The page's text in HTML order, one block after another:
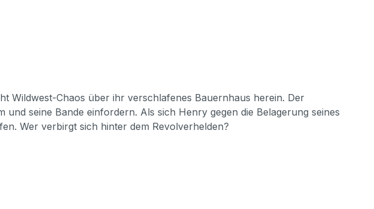
Wildwest-Chaos über ihr verschlafenes Bauernhaus herein. Der
seine Bande einfordern. Als sich Henry gegen die Belagerung seines
Wer verbirgt sich hinter dem Revolverhelden?